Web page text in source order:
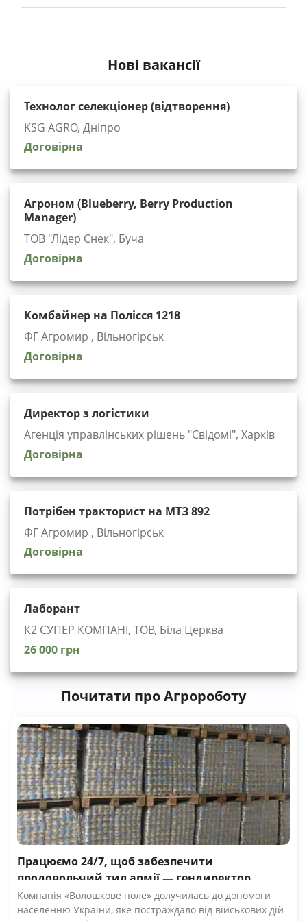
Нові вакансії
Технолог селекціонер (відтворення)
KSG AGRO, Дніпро
Договірна
Агроном (Blueberry, Berry Production
Manager)
ТОВ "Лідер Снек", Буча
Договірна
Комбайнер на Полісся 1218
ФГ Агромир , Вільногірськ
Договірна
Директор з логістики
Агенція управлінських рішень "Cвідомі", Харків
Договірна
Потрібен тракторист на МТЗ 892
ФГ Агромир , Вільногірськ
Договірна
Лаборант
К2 СУПЕР КОМПАНІ, ТОВ, Біла Церква
26 000 грн
Почитати про Агророботу
Працюємо 24/7, щоб забезпечити
продовольчий тил армії — гендиректор
компанії Волошкове поле
Компанія «Волошкове поле» долучилась до допомоги
населенню України, яке постраждало від військових дій